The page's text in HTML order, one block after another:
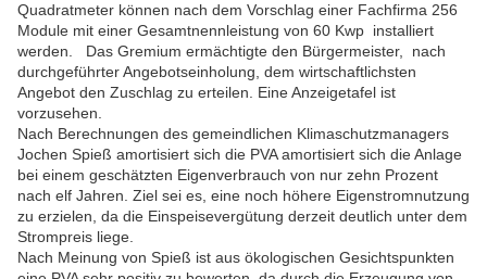
Quadratmeter können nach dem Vorschlag einer Fachfirma 256
Module mit einer Gesamtnennleistung von 60 Kwp installiert
werden. Das Gremium ermächtigte den Bürgermeister, nach
durchgeführter Angebotseinholung, dem wirtschaftlichsten
Angebot den Zuschlag zu erteilen. Eine Anzeigetafel ist
vorzusehen.
Nach Berechnungen des gemeindlichen Klimaschutzmanagers
Jochen Spieß amortisiert sich die PVA amortisiert sich die Anlage
bei einem geschätzten Eigenverbrauch von nur zehn Prozent
nach elf Jahren. Ziel sei es, eine noch höhere Eigenstromnutzung
zu erzielen, da die Einspeisevergütung derzeit deutlich unter dem
Strompreis liege.
Nach Meinung von Spieß ist aus ökologischen Gesichtspunkten